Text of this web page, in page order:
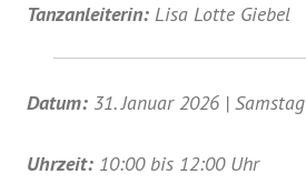
Tanzanleiterin: Lisa Lotte Giebel
Datum: 31. Januar 2026 | Samstag
Uhrzeit: 10:00 bis 12:00 Uhr